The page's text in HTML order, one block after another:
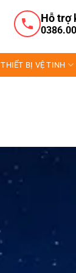
Hỗ trợ
THIẾT BỊ VỆ TINH